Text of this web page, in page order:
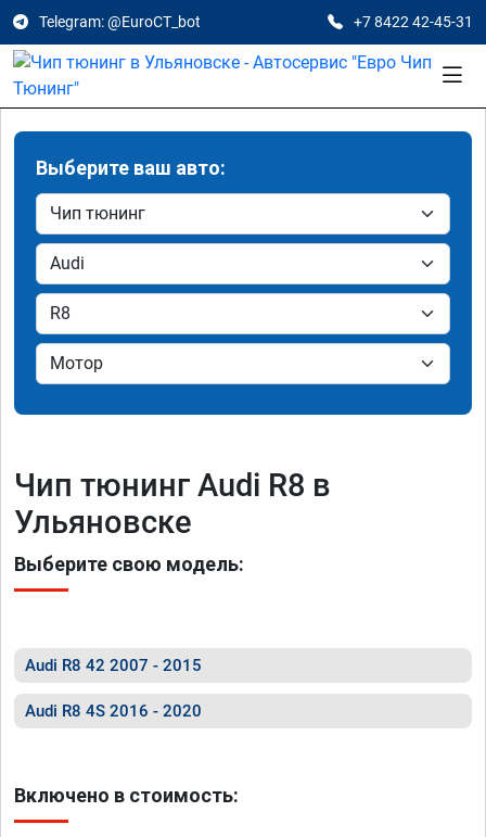
Telegram: @EuroCT_bot +7 8422 42-45-31
Выберите ваш авто:
Чип тюнинг Audi R8 в
Ульяновске
Выберите свою модель:
Audi R8 42 2007 - 2015
Audi R8 4S 2016 - 2020
Включено в стоимость: